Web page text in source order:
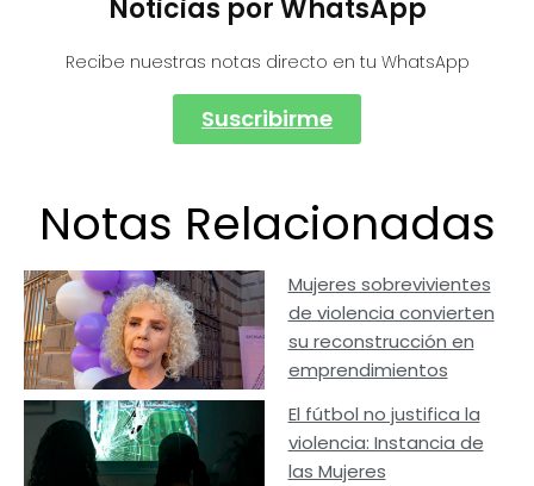
Noticias por WhatsApp
Recibe nuestras notas directo en tu WhatsApp
Suscribirme
Notas Relacionadas
Mujeres sobrevivientes
de violencia convierten
su reconstrucción en
emprendimientos
El fútbol no justifica la
violencia: Instancia de
las Mujeres